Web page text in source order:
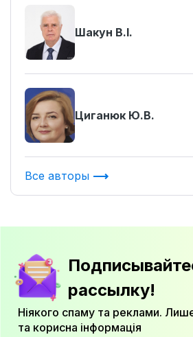
Шакун В.І.
Циганюк Ю.В.
Все авторы
рассылку!
Ніякого спаму та реклами.
та корисна інформація